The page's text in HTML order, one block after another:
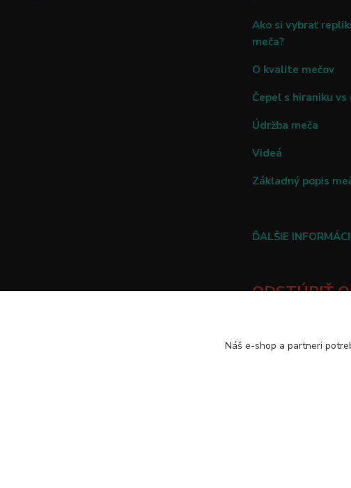
Ako si vybrať
meča?
O kvalite mečov
Čepeľ s hiraniku
Údržba meča
Videá
Základný popis
ĎALŠIE
ODSTÚPIŤ
Náš e-shop a partneri